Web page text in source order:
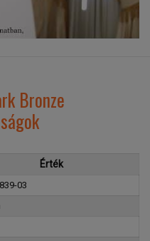
Bronze
Érték
03